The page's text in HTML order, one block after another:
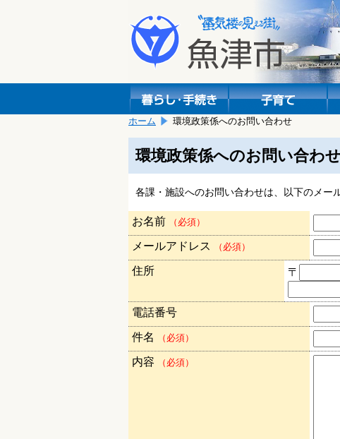
し
ホーム 環境政策係へのお問い合わせ
環境政策係へのお問い合わせ
各課・施設へのお問い合わせは、以下のメー
お名前 （必須）
メールアドレス （必須）
住所 〒
電話番号
件名
（必須）
内容 （必須）